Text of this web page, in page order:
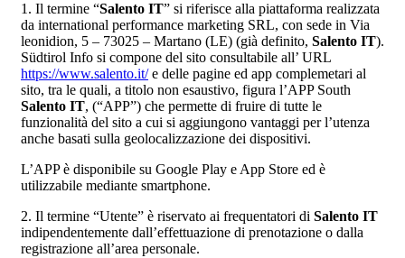
1. Il termine “Salento IT” si riferisce alla piattaforma realizzata
da international performance marketing SRL, con sede in Via
leonidion, 5 – 73025 – Martano (LE) (già definito, Salento IT).
Südtirol Info si compone del sito consultabile all’ URL
https://www.salento.it/e delle pagine ed app complemetari al
sito, tra le quali, a titolo non esaustivo, figura l’APP South
Salento IT, (“APP”) che permette di fruire di tutte le
funzionalità del sito a cui si aggiungono vantaggi per l’utenza
anche basati sulla geolocalizzazione dei dispositivi.
L’APP è disponibile su Google Play e App Store ed è
utilizzabile mediante smartphone.
2. Il termine “Utente” è riservato ai frequentatori di Salento IT
indipendentemente dall’effettuazione di prenotazione o dalla
registrazione all’area personale.